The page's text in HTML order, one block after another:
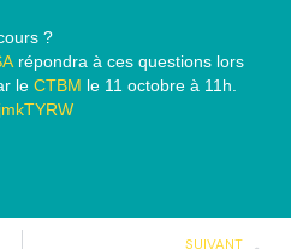
?
répondra à ces questions lors
leCTBM le 11 octobre à 11h.
SUIVANT